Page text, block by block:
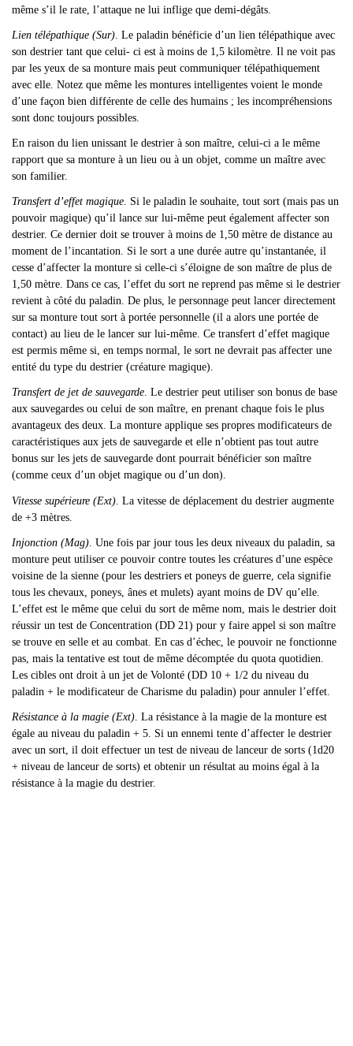
même s’il le rate, l’attaque ne lui inflige que demi-dégâts.
Lien télépathique (Sur) . Le paladin bénéficie d’un lien télépathique avec
son destrier tant que celui- ci est à moins de 1,5 kilomètre. Il ne voit pas
par les yeux de sa monture mais peut communiquer télépathiquement
avec elle. Notez que même les montures intelligentes voient le monde
d’une façon bien différente de celle des humains ; les incompréhensions
sont donc toujours possibles.
En raison du lien unissant le destrier à son maître, celui-ci a le même
rapport que sa monture à un lieu ou à un objet, comme un maître avec
son familier.
Transfert d’effet magique. Si le paladin le souhaite, tout sort (mais pas un
pouvoir magique) qu’il lance sur lui-même peut également affecter son
destrier. Ce dernier doit se trouver à moins de 1,50 mètre de distance au
moment de l’incantation. Si le sort a une durée autre qu’instantanée, il
cesse d’affecter la monture si celle-ci s’éloigne de son maître de plus de
1,50 mètre. Dans ce cas, l’effet du sort ne reprend pas même si le destrier
revient à côté du paladin. De plus, le personnage peut lancer directement
sur sa monture tout sort à portée personnelle (il a alors une portée de
contact) au lieu de le lancer sur lui-même. Ce transfert d’effet magique
est permis même si, en temps normal, le sort ne devrait pas affecter une
entité du type du destrier (créature magique).
Transfert de jet de sauvegarde. Le destrier peut utiliser son bonus de base
aux sauvegardes ou celui de son maître, en prenant chaque fois le plus
avantageux des deux. La monture applique ses propres modificateurs de
caractéristiques aux jets de sauvegarde et elle n’obtient pas tout autre
bonus sur les jets de sauvegarde dont pourrait bénéficier son maître
(comme ceux d’un objet magique ou d’un don).
Vitesse supérieure (Ext) . La vitesse de déplacement du destrier augmente
de +3 mètres.
Injonction (Mag) . Une fois par jour tous les deux niveaux du paladin, sa
monture peut utiliser ce pouvoir contre toutes les créatures d’une espèce
voisine de la sienne (pour les destriers et poneys de guerre, cela signifie
tous les chevaux, poneys, ânes et mulets) ayant moins de DV qu’elle.
L’effet est le même que celui du sort de même nom, mais le destrier doit
réussir un test de Concentration (DD 21) pour y faire appel si son maître
se trouve en selle et au combat. En cas d’échec, le pouvoir ne fonctionne
pas, mais la tentative est tout de même décomptée du quota quotidien.
Les cibles ont droit à un jet de Volonté (DD 10 + 1/2 du niveau du
paladin + le modificateur de Charisme du paladin) pour annuler l’effet.
Résistance à la magie (Ext). La résistance à la magie de la monture est
égale au niveau du paladin + 5. Si un ennemi tente d’affecter le destrier
avec un sort, il doit effectuer un test de niveau de lanceur de sorts (1d20
+ niveau de lanceur de sorts) et obtenir un résultat au moins égal à la
résistance à la magie du destrier.